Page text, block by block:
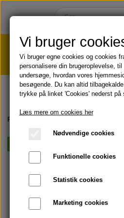
HJEM
KOST &
SOMMER &
VÆGTTAB?
Forside
Vi bruger
Vi bruger egne cookies og cookies
personalisere din brugeroplevelse,
undersøge, hvordan vores
besøgende. Du kan altid
trykke på linket 'Cookies' nederst på
Læs mere om cookies her
Nødvendige cookies
Funktionelle cookies
Statistik cookies
Marketing cookies